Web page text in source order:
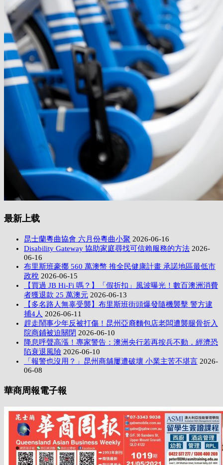
最新上载
昆士蘭粵曲協會 六月份粵曲小聚 2026-06-16
Disability Gateway 協助家庭尋找可信賴服務的方法 2026-
06-16
布里斯班豪擲 560 萬澳幣 推全民健康計畫 承諾地區最低市
政稅 2026-06-15
【買過 JB Hi-Fi 嗎？】「假折扣」風波曝光！數百澳洲消費
者獲退款 25 萬澳元 2026-06-13
【多名路人無辜受襲】布里斯班街頭爆發隨機襲擊 警方逮
捕4人 2026-06-11
趕走鬧事少年反被打傷！昆州亞裔麵包店老闆遭襲腿骨折入
院商鋪被迫關閉 2026-06-10
降息呼聲高漲！專家警告：澳洲央行若再按兵不動，經濟恐
陷衰退風險 2026-06-10
「報警也沒用？」昆州商舖屢遭破壞 小業主苦不堪言 2026-
06-08
華商周報電子報